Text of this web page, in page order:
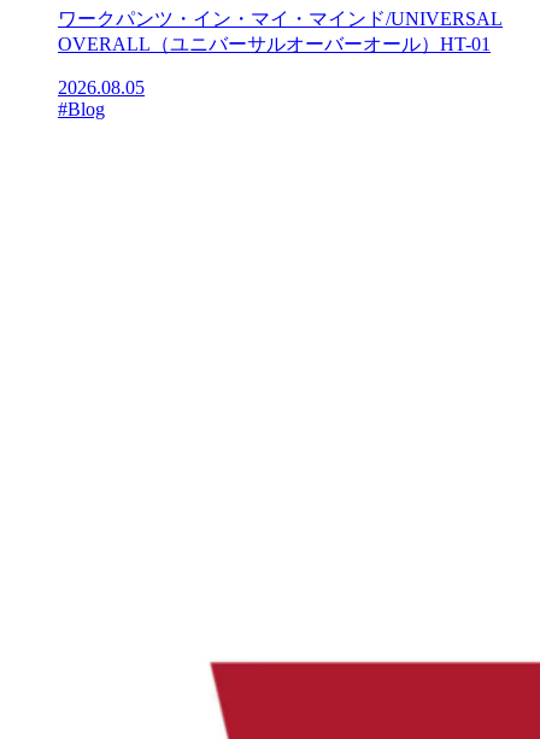
ワークパンツ・イン・マイ・マインド/UNIVERSAL
OVERALL（ユニバーサルオーバーオール）HT-01
2026.08.05
#Blog